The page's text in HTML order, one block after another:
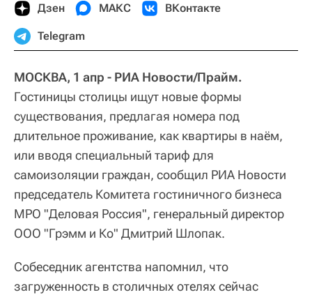
Дзен МАКС ВКонтакте
Telegram
МОСКВА, 1 апр - РИА Новости/Прайм.
Гостиницы столицы ищут новые формы
существования, предлагая номера под
длительное проживание, как квартиры в наём,
или вводя специальный тариф для
самоизоляции граждан, сообщил РИА Новости
председатель Комитета гостиничного бизнеса
МРО "Деловая Россия", генеральный директор
ООО "Грэмм и Ко" Дмитрий Шлопак.
Собеседник агентства напомнил, что
загруженность в столичных отелях сейчас